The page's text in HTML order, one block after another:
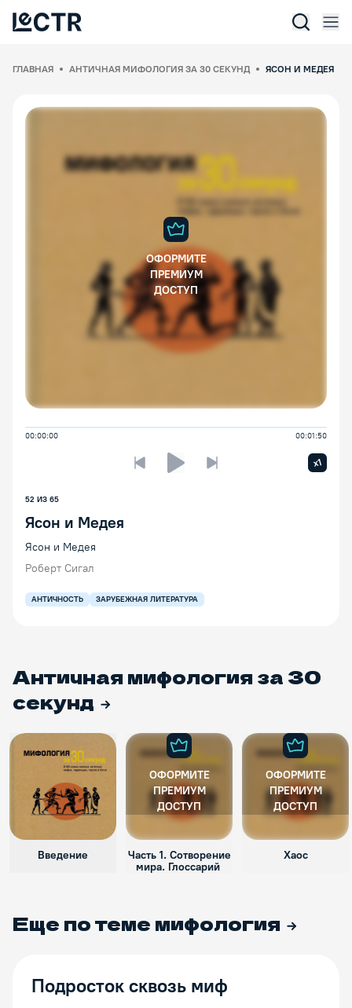
ГЛАВНАЯ АНТИЧНАЯ МИФОЛОГИЯ ЗА 30 СЕКУНД ЯСОН И МЕДЕЯ
ОФОРМИТЕ
ПРЕМИУМ
ДОСТУП
00:00:00 00:01:50
Предыдущая лекцияСледующая лекция
x1
52 ИЗ 65
Ясон и Медея
Ясон и Медея
Роберт Сигал
АНТИЧНОСТЬ ЗАРУБЕЖНАЯ ЛИТЕРАТУРА
Античная мифология за 30
секунд
Введение
ОФОРМИТЕ
ПРЕМИУМ
ДОСТУП
Часть 1. Сотворение
мира. Глоссарий
ОФОРМИТЕ
ПРЕМИУМ
ДОСТУП
Хаос
Еще по теме мифология
Подросток сквозь миф